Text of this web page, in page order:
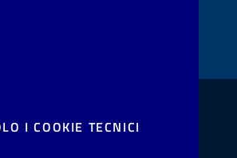
I COOKIE TECNICI